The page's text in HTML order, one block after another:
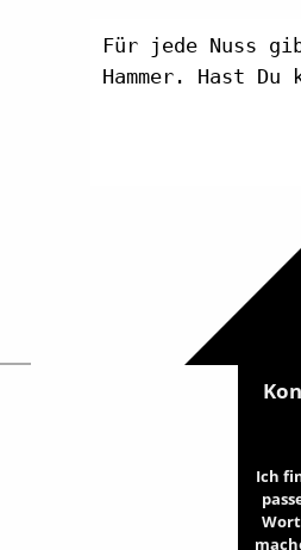
Für jede Nuss
Hammer. Hast Du
Ich